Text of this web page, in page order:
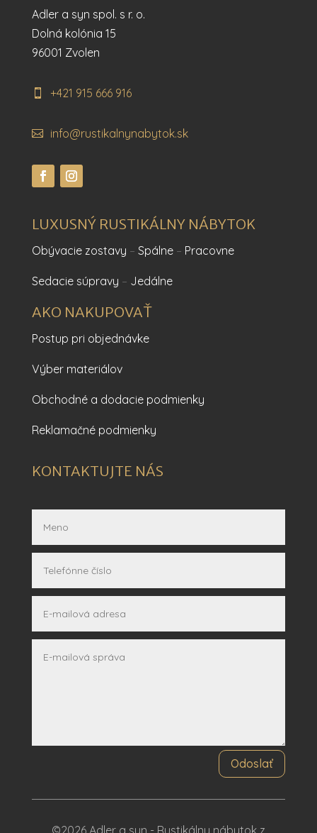
Adler a syn spol. s r. o.
Dolná kolónia 15
96001 Zvolen
+421 915 666 916
info@rustikalnynabytok.sk
LUXUSNÝ RUSTIKÁLNY NÁBYTOK
Obývacie zostavy – Spálne– Pracovne
Sedacie súpravy – Jedálne
AKO NAKUPOVAŤ
Postup pri objednávke
Výber materiálov
Obchodné a dodacie podmienky
Reklamačné podmienky
KONTAKTUJTE NÁS
Odoslať
©2026 Adler a syn - Rustikálny nábytok z